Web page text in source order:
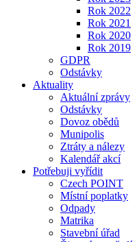
Rok 2022
Rok 2021
Rok 2020
Rok 2019
GDPR
Odstávky
Aktuality
Aktuální zprávy
Odstávky
Dovoz obědů
Munipolis
Ztráty a nálezy
Kalendář akcí
Potřebuji vyřídit
Czech POINT
Místní poplatky
Odpady
Matrika
Stavební úřad